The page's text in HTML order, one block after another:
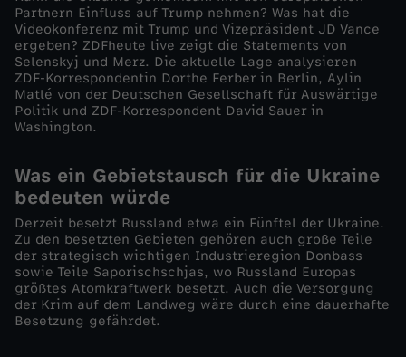
g
e
n
Partnern Einfluss auf Trump nehmen? Was hat die
Videokonferenz mit Trump und Vizepräsident JD Vance
ergeben? ZDFheute live zeigt die Statements von
Selenskyj und Merz. Die aktuelle Lage analysieren
ZDF-Korrespondentin Dorthe Ferber in Berlin, Aylin
Matlé von der Deutschen Gesellschaft für Auswärtige
Politik und ZDF-Korrespondent David Sauer in
Washington.
Was ein Gebietstausch für die Ukraine
bedeuten würde
Derzeit besetzt Russland etwa ein Fünftel der Ukraine.
Zu den besetzten Gebieten gehören auch große Teile
der strategisch wichtigen Industrieregion Donbass
sowie Teile Saporischschjas, wo Russland Europas
größtes Atomkraftwerk besetzt. Auch die Versorgung
der Krim auf dem Landweg wäre durch eine dauerhafte
Besetzung gefährdet.